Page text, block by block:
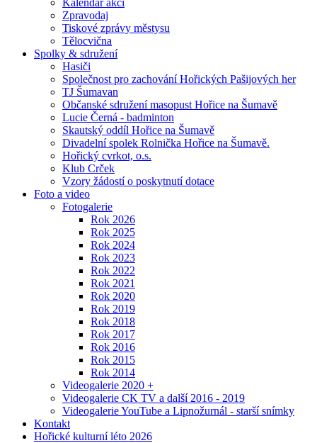
Kalendář akcí
Zpravodaj
Tiskové zprávy městysu
Tělocvična
Spolky & sdružení
Hasiči
Společnost pro zachování Hořických Pašijových her
TJ Šumavan
Občanské sdružení masopust Hořice na Šumavě
Lucie Černá - badminton
Skautský oddíl Hořice na Šumavě
Divadelní spolek Rolnička Hořice na Šumavě.
Hořický cvrkot, o.s.
Klub Crček
Vzory žádostí o poskytnutí dotace
Foto a video
Fotogalerie
Rok 2026
Rok 2025
Rok 2024
Rok 2023
Rok 2022
Rok 2021
Rok 2020
Rok 2019
Rok 2018
Rok 2017
Rok 2016
Rok 2015
Rok 2014
Videogalerie 2020 +
Videogalerie CK TV a další 2016 - 2019
Videogalerie YouTube a Lipnožurnál - starší snímky
Kontakt
Hořické kulturní léto 2026